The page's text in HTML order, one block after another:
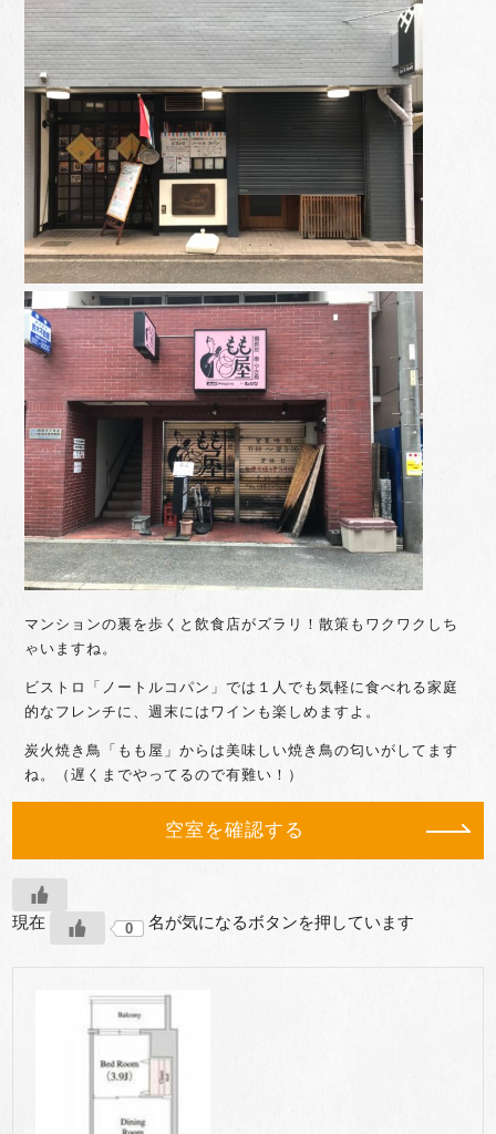
マンションの裏を歩くと飲食店がズラリ！散策もワクワクしち
ゃいますね。
ビストロ「ノートルコパン」では１人でも気軽に食べれる家庭
的なフレンチに、週末にはワインも楽しめますよ。
炭火焼き鳥「もも屋」からは美味しい焼き鳥の匂いがしてます
ね。（遅くまでやってるので有難い！）
空室を確認する
現在 0 名が気になるボタンを押しています